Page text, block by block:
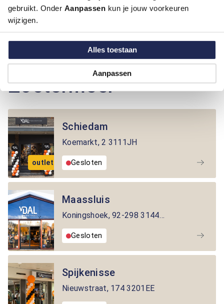
gebruikt. Onder Aanpassen kun je jouw voorkeuren
wijzigen.
Alles toestaan
Aanpassen
Winkels in de buurt van
Zoetermeer
outlet
Schiedam
Koemarkt,2 3111JH
Gesloten
Maassluis
Koningshoek,92-2983144BA
Gesloten
Spijkenisse
Nieuwstraat,1743201EE